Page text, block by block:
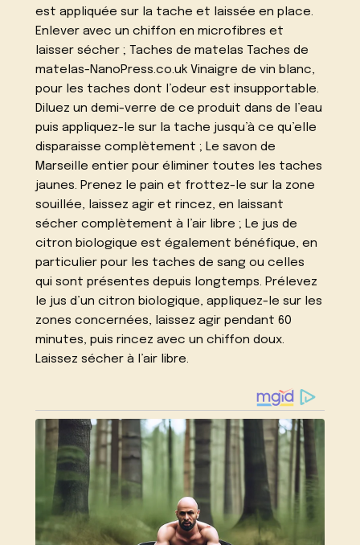
est appliquée sur la tache et laissée en place.
Enlever avec un chiffon en microfibres et
laisser sécher ; Taches de matelas Taches de
matelas-NanoPress.co.uk Vinaigre de vin blanc,
pour les taches dont l’odeur est insupportable.
Diluez un demi-verre de ce produit dans de l’eau
puis appliquez-le sur la tache jusqu’à ce qu’elle
disparaisse complètement ; Le savon de
Marseille entier pour éliminer toutes les taches
jaunes. Prenez le pain et frottez-le sur la zone
souillée, laissez agir et rincez, en laissant
sécher complètement à l’air libre ; Le jus de
citron biologique est également bénéfique, en
particulier pour les taches de sang ou celles
qui sont présentes depuis longtemps. Prélevez
le jus d’un citron biologique, appliquez-le sur les
zones concernées, laissez agir pendant 60
minutes, puis rincez avec un chiffon doux.
Laissez sécher à l’air libre.